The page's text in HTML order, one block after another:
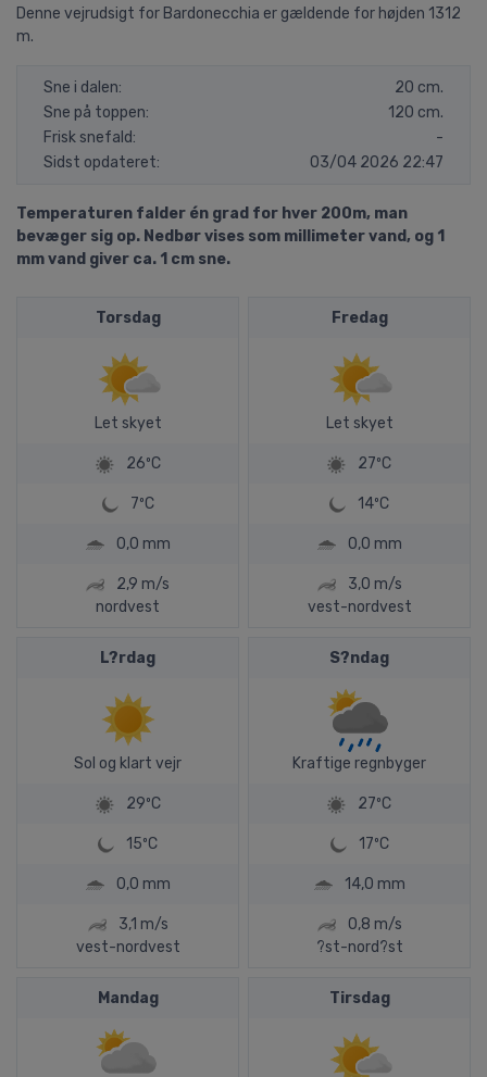
Denne vejrudsigt for Bardonecchia er gældende for højden 1312
m.
Sne i dalen:
20 cm.
Sne på toppen:
120 cm.
Frisk snefald:
-
Sidst opdateret:
03/04 2026 22:47
Temperaturen falder én grad for hver 200m, man
bevæger sig op. Nedbør vises som millimeter vand, og 1
mm vand giver ca. 1 cm sne.
Torsdag
Let skyet
26ºC
7ºC
0,0 mm
2,9 m/s
nordvest
Fredag
Let skyet
27ºC
14ºC
0,0 mm
3,0 m/s
vest-nordvest
L?rdag
Sol og klart vejr
29ºC
15ºC
0,0 mm
3,1 m/s
vest-nordvest
S?ndag
Kraftige regnbyger
27ºC
17ºC
14,0 mm
0,8 m/s
?st-nord?st
Mandag Tirsdag